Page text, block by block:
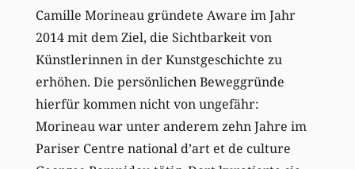
Camille Morineau gründete Aware im Jahr
2014 mit dem Ziel, die Sichtbarkeit von
Künstlerinnen in der Kunstgeschichte zu
erhöhen. Die persönlichen Beweggründe
hierfür kommen nicht von ungefähr:
Morineau war unter anderem zehn Jahre im
Pariser Centre national d’art et de culture